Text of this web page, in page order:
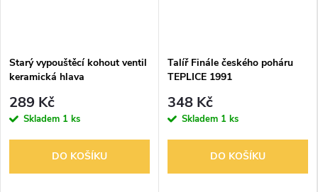
Starý vypouštěcí kohout ventil
keramická hlava
289 Kč
Skladem 1 ks
DO KOŠÍKU
Talíř Finále českého poháru
TEPLICE 1991
348 Kč
Skladem 1 ks
DO KOŠÍKU